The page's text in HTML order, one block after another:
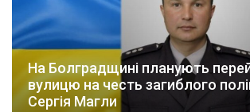
На Болградщині планують
вулицю на честь загиблого
Сергія Магли